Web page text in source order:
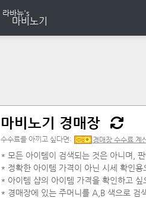
마비노기 경매장
수수료를 아끼고 싶다면: 경매장 수수료 계
* 모든 아이템이 검색되는 것은 아니며,
* 정확한 아이템 가격이 아닌 시세 확인용
* 아이템 샵의 아이템 가격을 확인하고 싶
* 경매장에 있는 주머니를 A,B 색으로 검